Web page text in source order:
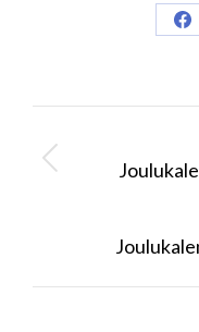
Post
navigation